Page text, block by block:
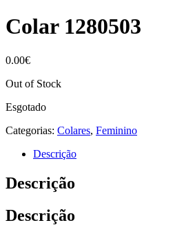
Colar 1280503
0.00€
Out of Stock
Esgotado
Categorias: Colares, Feminino
Descrição
Descrição
Descrição